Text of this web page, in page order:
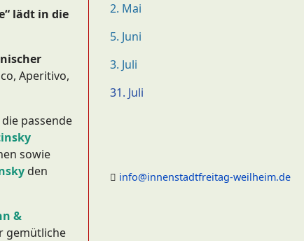
lädt in die
Aperitivo,
passende
sowie
den
&
gemütliche
2. Mai
5. Juni
3. Juli
31. Juli
info@innenstadtfreitag-weilheim.de